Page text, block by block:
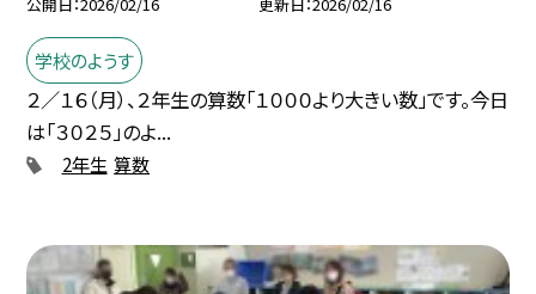
学校のようす
２／１６（月）、２年生の算数「１０００より大きい数」です。今日
は「３０２５」のよ...
2年生 算数